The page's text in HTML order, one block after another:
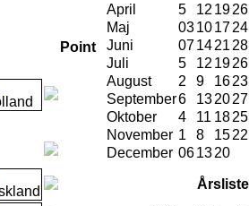
Point
April
5 12 1926
Maj
03101724
Juni
071421 28
Juli
5 12 1926
August
2 9 1623
September6 132027
Oktober
4 11 1825
November 1 8 1522
December 061320